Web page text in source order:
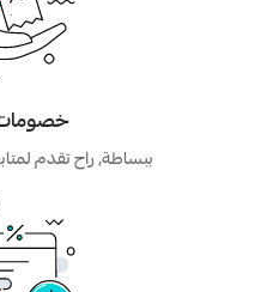
خصومات
ببساطة, راح تقدم